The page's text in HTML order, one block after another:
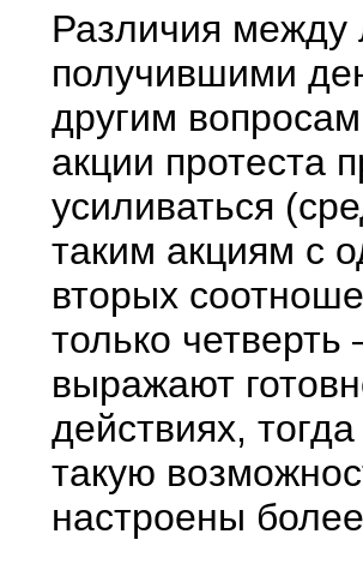
Различия между
получившими
другим
акции протеста
усиливаться
таким акциям с
вторых
только
выражают
действиях,
такую
настроены